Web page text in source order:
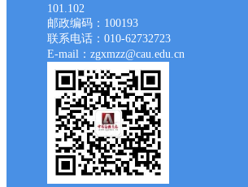
101.102
邮政编码：100193
联系电话：010-62732723
E-mail：zgxmzz@cau.edu.cn